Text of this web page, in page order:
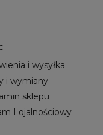
i wysyłka
i wymiany
sklepu
Lojalnościowy